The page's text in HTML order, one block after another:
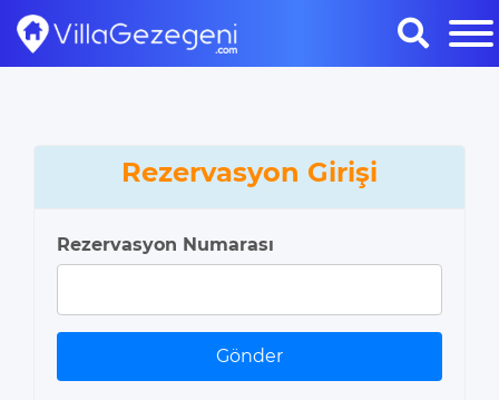
Rezervasyon Girişi
Rezervasyon Numarası
Gönder